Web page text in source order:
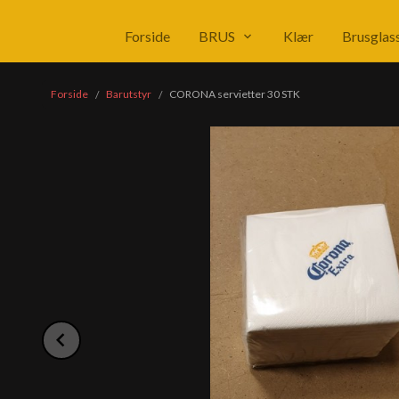
Forside BRUS Klær
Forside Barutstyr CORONA servietter 30 STK